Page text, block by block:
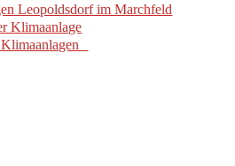
Leopoldsdorf im Marchfeld
Klimaanlage